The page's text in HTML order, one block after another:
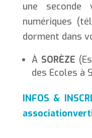
une seconde
numériques
dorment dans
À SORÈZE
des Ecoles à
INFOS &